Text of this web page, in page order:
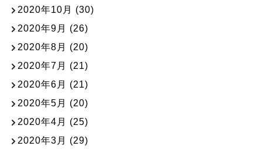
2020年10月 (30)
2020年9月 (26)
2020年8月 (20)
2020年7月 (21)
2020年6月 (21)
2020年5月 (20)
2020年4月 (25)
2020年3月 (29)